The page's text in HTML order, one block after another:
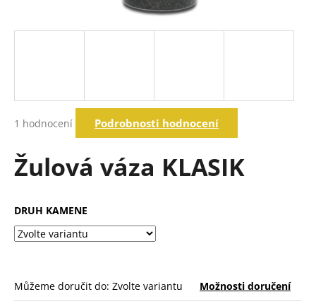
hodnocení
je
5,0
hvězdiček.
1 hodnocení Podrobnosti hodnocení
Žulová váza KLASIK
DRUH KAMENE
Můžeme doručit do: Zvolte variantu Možnosti doručení
j
o
p
o
č